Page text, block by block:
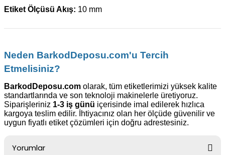
Etiket Ölçüsü Akış: 10 mm
Neden BarkodDeposu.com'u Tercih
Etmelisiniz?
BarkodDeposu.com olarak, tüm etiketlerimizi yüksek kalite
standartlarında ve son teknoloji makinelerle üretiyoruz.
Siparişleriniz 1-3 iş günü içerisinde imal edilerek hızlıca
kargoya teslim edilir. İhtiyacınız olan her ölçüde güvenilir ve
uygun fiyatlı etiket çözümleri için doğru adrestesiniz.
Yorumlar